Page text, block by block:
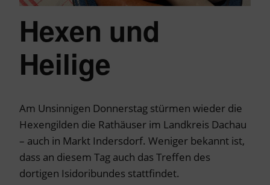
Hexen und
Heilige
Am Unsinnigen Donnerstag stürmen wieder die
Hexengilden die Rathäuser im Landkreis Dachau
– auch in Markt Indersdorf. Weniger bekannt ist,
dass an diesem Tag auch das Treffen des
dortigen Isidoribundes stattfindet.